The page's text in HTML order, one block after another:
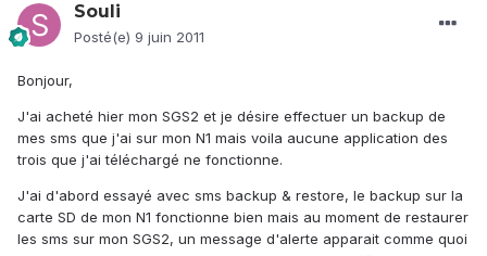
Souli
Posté(e) 9 juin 2011
Bonjour,
J'ai acheté hier mon SGS2 et je désire effectuer un backup de
mes sms que j'ai sur mon N1 mais voila aucune application des
trois que j'ai téléchargé ne fonctionne.
J'ai d'abord essayé avec sms backup & restore, le backup sur la
carte SD de mon N1 fonctionne bien mais au moment de restaurer
les sms sur mon SGS2, un message d'alerte apparait comme quoi